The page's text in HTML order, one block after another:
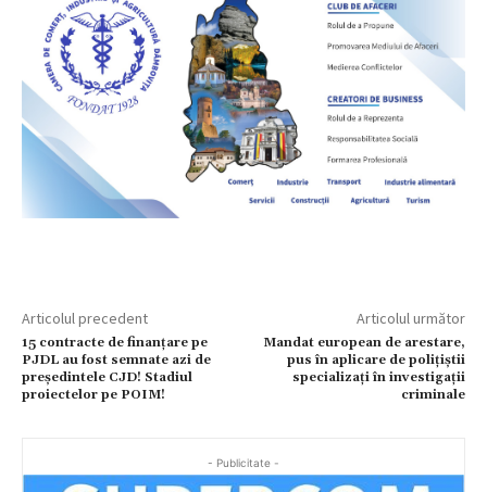
Articolul precedent
15 contracte de finanțare pe
PJDL au fost semnate azi de
președintele CJD! Stadiul
proiectelor pe POIM!
Articolul următor
Mandat european de arestare,
pus în aplicare de polițiștii
specializați în investigații
criminale
- Publicitate -